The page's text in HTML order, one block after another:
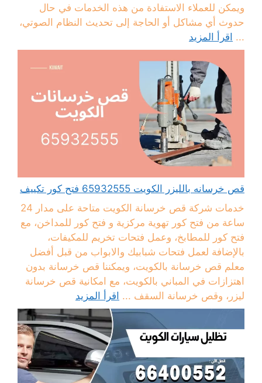
ويمكن للعملاء الاستفادة من هذه الخدمات في حال
حدوث أي مشاكل أو الحاجة إلى تحديث النظام الصوتي،
... اقرأ المزيد
قص خرسانه بالليزر الكويت 65932555 فتح كور تكييف
خدمات شركة قص خرسانة الكويت متاحة على مدار 24
ساعة من فتح كور تهوية مركزية و فتح كور للمداخن، مع
فتح كور للمطابخ، وعمل فتحات تخريم للمكيفات،
بالإضافة لعمل فتحات شبابيك والابواب من قبل أفضل
معلم قص خرسانة بالكويت، ويمكننا قص خرسانة بدون
اهتزازات في المباني بالكويت، مع امكانية قص خرسانة
ليزر، وقص خرسانة السقف ... اقرأ المزيد